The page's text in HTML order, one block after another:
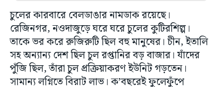
চুলের কারবারে বেলডাঙার নামডাক রয়েছে।
রেজিনগর, নওদাজুড়ে ঘরে ঘরে চুলের কুটিরশিল্প।
তাকে ভর করে রুজিরুটি ছিল বহু মানুষের। চীন, ইতালি
সহ অন্যান্য দেশ ছিল চুল রপ্তানির বড় বাজার। যাঁদের
পুঁজি ছিল, তাঁরা চুল প্রক্রিয়াকরণ ইউনিট গড়তেন।
সামান্য লগ্নিতে বিরাট লাভ। ক’বছরেই ফুলেফুঁপে